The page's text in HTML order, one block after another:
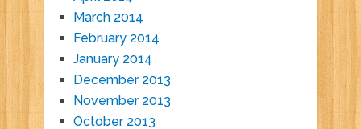
March 2014
February 2014
January 2014
December 2013
November 2013
October 2013